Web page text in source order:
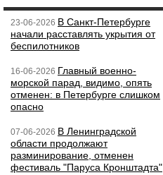
23-06-2026 В Санкт-Петербурге
начали расставлять укрытия от
беспилотников
16-06-2026 Главный военно-
морской парад, видимо, опять
отменен: в Петербурге слишком
опасно
07-06-2026 В Ленинградской
области продолжают
разминирование, отменен
фестиваль "Паруса Кронштадта"